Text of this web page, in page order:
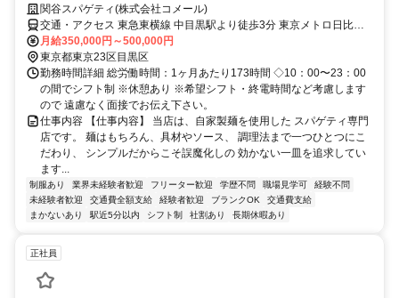
関谷スパゲティ(株式会社コメール)
交通・アクセス 東急東横線 中目黒駅より徒歩3分 東京メトロ日比谷
線 中目黒駅より徒歩3分
月給350,000円～500,000円
東京都東京23区目黒区
勤務時間詳細 総労働時間：1ヶ月あたり173時間 ◇10：00〜23：00
の間でシフト制 ※休憩あり ※希望シフト・終電時間など考慮します
ので 遠慮なく面接でお伝え下さい。
仕事内容 【仕事内容】 当店は、自家製麺を使用した スパゲティ専門
店です。 麺はもちろん、具材やソース、 調理法まで一つひとつにこ
だわり、 シンプルだからこそ誤魔化しの 効かない一皿を追求してい
ます...
制服あり 業界未経験者歓迎 フリーター歓迎 学歴不問 職場見学可
経験不問
未経験者歓迎
交通費全額支給 経験者歓迎 ブランクOK
交通費支給
まかないあり
駅近5分以内 シフト制 社割あり 長期休暇あり
正社員